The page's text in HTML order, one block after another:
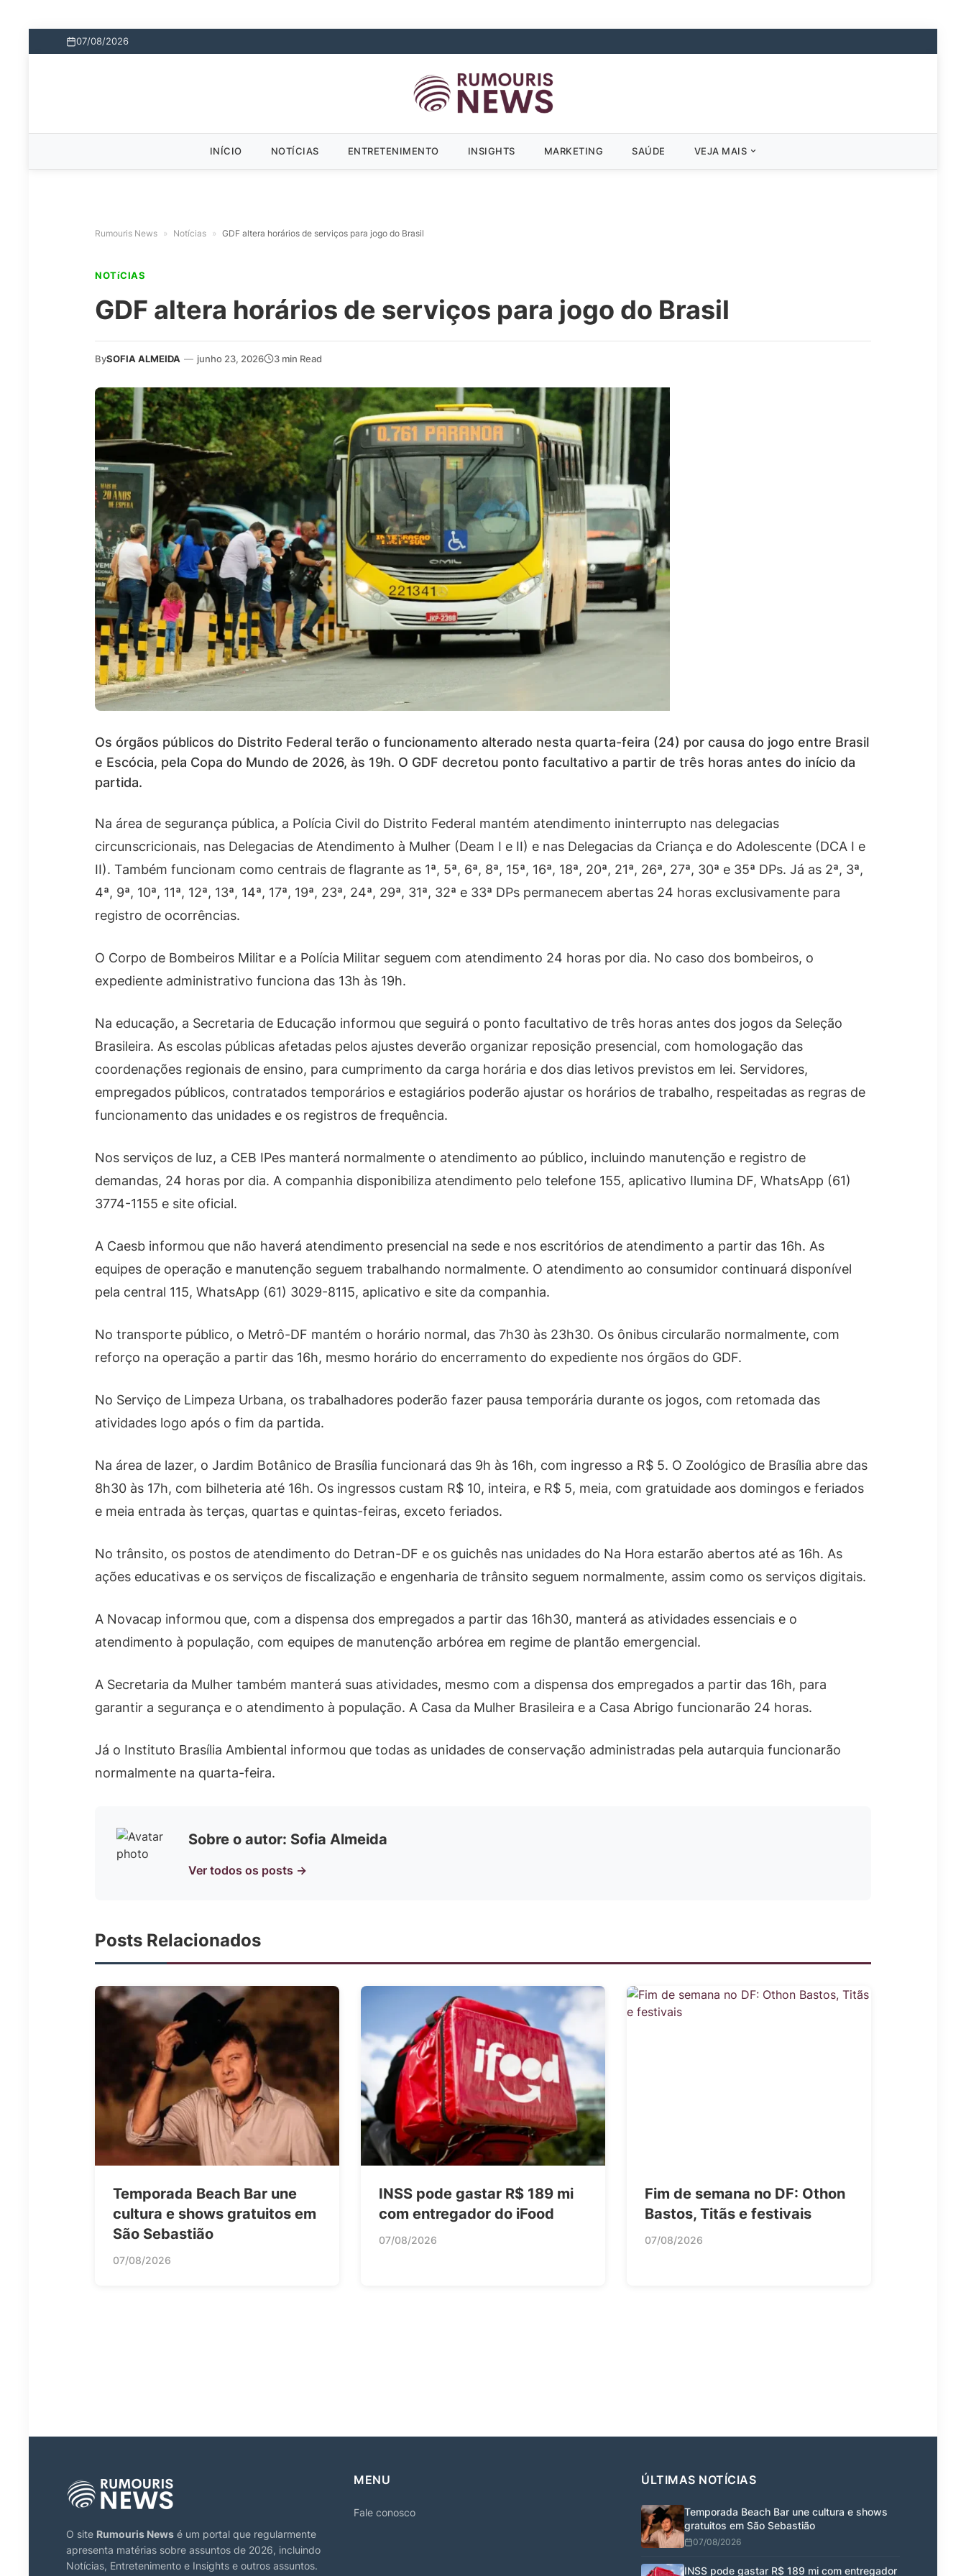
07/08/2026
INÍCIO NOTÍCIAS ENTRETENIMENTO INSIGHTS MARKETING SAÚDE VEJA MAIS
Rumouris News » Notícias » GDF altera horários de serviços para jogo do Brasil
NOTíCIAS
GDF altera horários de serviços para jogo do Brasil
BySOFIA ALMEIDA — junho 23, 2026 3 min Read
Os órgãos públicos do Distrito Federal terão o funcionamento alterado nesta quarta-feira (24) por causa do jogo entre Brasil
e Escócia, pela Copa do Mundo de 2026, às 19h. O GDF decretou ponto facultativo a partir de três horas antes do início da
partida.
Na área de segurança pública, a Polícia Civil do Distrito Federal mantém atendimento ininterrupto nas delegacias
circunscricionais, nas Delegacias de Atendimento à Mulher (Deam I e II) e nas Delegacias da Criança e do Adolescente (DCA I e
II). Também funcionam como centrais de flagrante as 1ª, 5ª, 6ª, 8ª, 15ª, 16ª, 18ª, 20ª, 21ª, 26ª, 27ª, 30ª e 35ª DPs. Já as 2ª, 3ª,
4ª, 9ª, 10ª, 11ª, 12ª, 13ª, 14ª, 17ª, 19ª, 23ª, 24ª, 29ª, 31ª, 32ª e 33ª DPs permanecem abertas 24 horas exclusivamente para
registro de ocorrências.
O Corpo de Bombeiros Militar e a Polícia Militar seguem com atendimento 24 horas por dia. No caso dos bombeiros, o
expediente administrativo funciona das 13h às 19h.
Na educação, a Secretaria de Educação informou que seguirá o ponto facultativo de três horas antes dos jogos da Seleção
Brasileira. As escolas públicas afetadas pelos ajustes deverão organizar reposição presencial, com homologação das
coordenações regionais de ensino, para cumprimento da carga horária e dos dias letivos previstos em lei. Servidores,
empregados públicos, contratados temporários e estagiários poderão ajustar os horários de trabalho, respeitadas as regras de
funcionamento das unidades e os registros de frequência.
Nos serviços de luz, a CEB IPes manterá normalmente o atendimento ao público, incluindo manutenção e registro de
demandas, 24 horas por dia. A companhia disponibiliza atendimento pelo telefone 155, aplicativo Ilumina DF, WhatsApp (61)
3774-1155 e site oficial.
A Caesb informou que não haverá atendimento presencial na sede e nos escritórios de atendimento a partir das 16h. As
equipes de operação e manutenção seguem trabalhando normalmente. O atendimento ao consumidor continuará disponível
pela central 115, WhatsApp (61) 3029-8115, aplicativo e site da companhia.
No transporte público, o Metrô-DF mantém o horário normal, das 7h30 às 23h30. Os ônibus circularão normalmente, com
reforço na operação a partir das 16h, mesmo horário do encerramento do expediente nos órgãos do GDF.
No Serviço de Limpeza Urbana, os trabalhadores poderão fazer pausa temporária durante os jogos, com retomada das
atividades logo após o fim da partida.
Na área de lazer, o Jardim Botânico de Brasília funcionará das 9h às 16h, com ingresso a R$ 5. O Zoológico de Brasília abre das
8h30 às 17h, com bilheteria até 16h. Os ingressos custam R$ 10, inteira, e R$ 5, meia, com gratuidade aos domingos e feriados
e meia entrada às terças, quartas e quintas-feiras, exceto feriados.
No trânsito, os postos de atendimento do Detran-DF e os guichês nas unidades do Na Hora estarão abertos até as 16h. As
ações educativas e os serviços de fiscalização e engenharia de trânsito seguem normalmente, assim como os serviços digitais.
A Novacap informou que, com a dispensa dos empregados a partir das 16h30, manterá as atividades essenciais e o
atendimento à população, com equipes de manutenção arbórea em regime de plantão emergencial.
A Secretaria da Mulher também manterá suas atividades, mesmo com a dispensa dos empregados a partir das 16h, para
garantir a segurança e o atendimento à população. A Casa da Mulher Brasileira e a Casa Abrigo funcionarão 24 horas.
Já o Instituto Brasília Ambiental informou que todas as unidades de conservação administradas pela autarquia funcionarão
normalmente na quarta-feira.
Sobre o autor: Sofia Almeida
Ver todos os posts →
Posts Relacionados
Temporada Beach Bar une
cultura e shows gratuitos em
São Sebastião
07/08/2026
INSS pode gastar R$ 189 mi
com entregador do iFood
07/08/2026
Fim de semana no DF: Othon
Bastos, Titãs e festivais
07/08/2026
O site Rumouris News é um portal que regularmente
apresenta matérias sobre assuntos de 2026, incluindo
Notícias, Entretenimento e Insights e outros assuntos.
MENU
Fale conosco
ÚLTIMAS NOTÍCIAS
Temporada Beach Bar une cultura e shows
gratuitos em São Sebastião
07/08/2026
INSS pode gastar R$ 189 mi com entregador